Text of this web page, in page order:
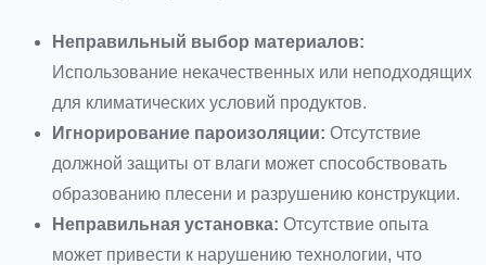
Неправильный выбор материалов:
Использование некачественных или неподходящих
для климатических условий продуктов.
Игнорирование пароизоляции: Отсутствие
должной защиты от влаги может способствовать
образованию плесени и разрушению конструкции.
Неправильная установка: Отсутствие опыта
может привести к нарушению технологии, что